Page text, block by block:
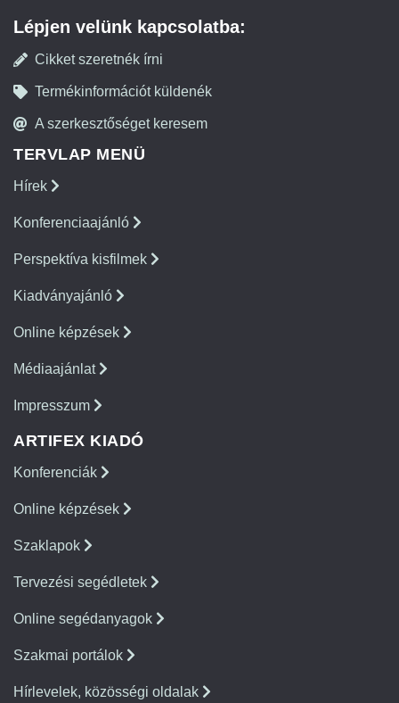
Lépjen velünk kapcsolatba:
Cikket szeretnék írni
Termékinformációt küldenék
A szerkesztőséget keresem
TERVLAP MENÜ
Hírek
Konferenciaajánló
Perspektíva kisfilmek
Kiadványajánló
Online képzések
Médiaajánlat
Impresszum
ARTIFEX KIADÓ
Konferenciák
Online képzések
Szaklapok
Tervezési segédletek
Online segédanyagok
Szakmai portálok
Hírlevelek, közösségi oldalak